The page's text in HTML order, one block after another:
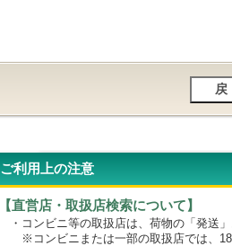
ご利用上の注意
【直営店・取扱店検索について】
・コンビニ等の取扱店は、荷物の「発送
※コンビニまたは一部の取扱店では、180